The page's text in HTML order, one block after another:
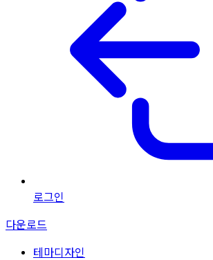
로그인
다운로드
테마디자인